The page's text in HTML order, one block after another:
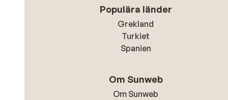
Populära länder
Grekland
Turkiet
Spanien
Om Sunweb
Om Sunweb